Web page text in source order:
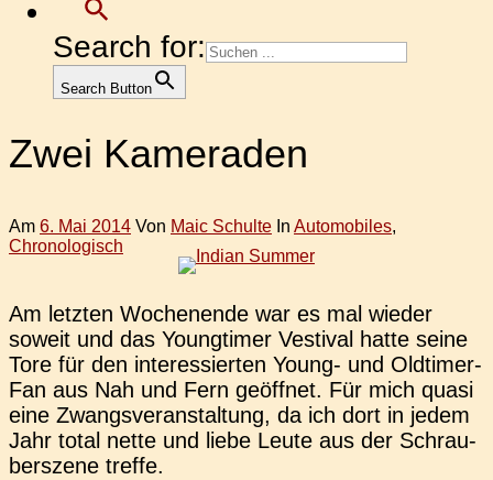
Search for:
Search Button
Zwei Kameraden
Am 6. Mai 2014 Von Maic Schulte In Automobiles,
Chronologisch
Am letz­ten Wochen­en­de war es mal wieder
soweit und das Young­timer Ves­ti­val hatte seine
Tore für den inter­es­sier­ten Young- und Old­ti­mer-
Fan aus Nah und Fern geöff­net. Für mich quasi
eine Zwangs­ver­an­stal­tung, da ich dort in jedem
Jahr total nette und liebe Leute aus der Schrau­
ber­sze­ne treffe.